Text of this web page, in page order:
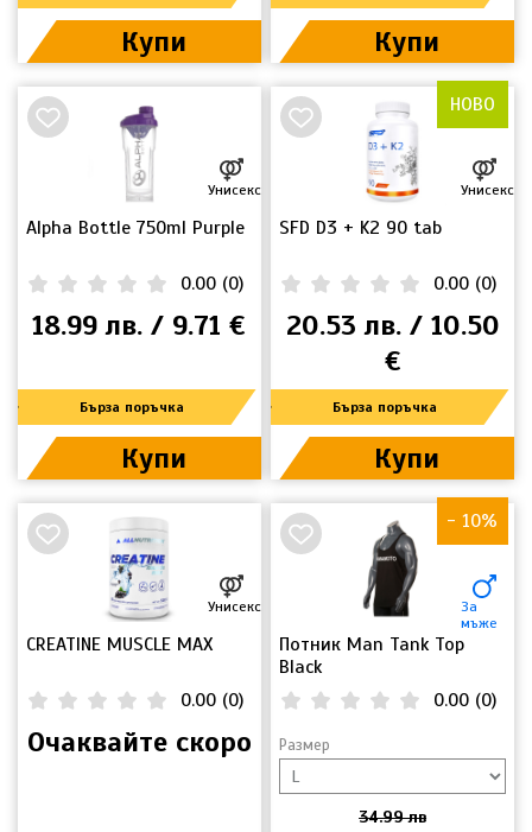
Купи Купи
Alpha Bottle 750ml Purple
Унисекс
0.00 (0)
18.99 лв. / 9.71 €
Бърза поръчка
Купи
НОВО
SFD D3 + K2 90 tab
Унисекс
0.00 (0)
20.53 лв. / 10.50
€
Бърза поръчка
Купи
CREATINE MUSCLE MAX
Унисекс
0.00 (0)
Очаквайте скоро
НОВО
- 10%
Потник Man Tank Top
Black
За
мъже
0.00 (0)
Размер
34.99 лв